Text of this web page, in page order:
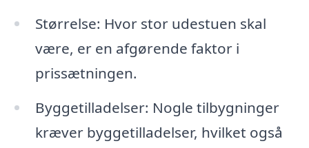
Størrelse: Hvor stor udestuen skal
være, er en afgørende faktor i
prissætningen.
Byggetilladelser: Nogle tilbygninger
kræver byggetilladelser, hvilket også